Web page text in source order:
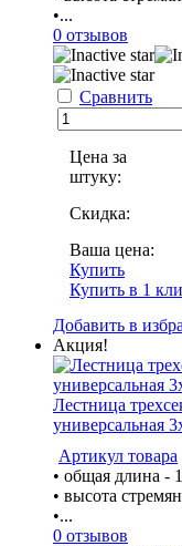
•...
0 отзывов
Сравнить
Цена за
штуку:
Скидка:
Ваша цена:
Купить
Купить в 1
Добавить в
Акция!
Лестница
универсальная
Артикул товара
• общая длина -
• высота
•...
0 отзывов